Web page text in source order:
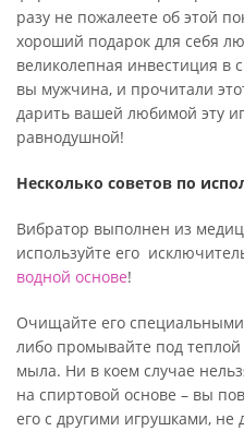
разу не пожалеете об этой
хороший подарок для себя
великолепная инвестиция в
вы мужчина, и прочитали
дарить вашей любимой эту
равнодушной!
Несколько советов по
Вибратор выполнен из
используйте его
водной основе!
Очищайте его специальными
либо промывайте под
мыла. Ни в коем случае
на спиртовой основе – вы
его с другими игрушками, не